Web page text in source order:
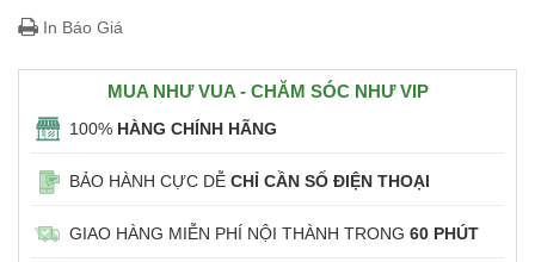
In Báo Giá
MUA NHƯ VUA - CHĂM SÓC NHƯ VIP
100% HÀNG CHÍNH HÃNG
BẢO HÀNH CỰC DỄ CHỈ CẦN SỐ ĐIỆN THOẠI
GIAO HÀNG MIỄN PHÍ NỘI THÀNH TRONG 60 PHÚT